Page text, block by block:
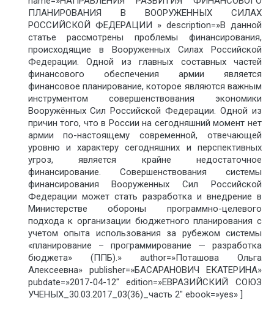
ПЛАНИРОВАНИЯ В ВООРУЖЕННЫХ СИЛАХ
РОССИЙСКОЙ ФЕДЕРАЦИИ » description=»В данной
статье рассмотрены проблемы финансирования,
происходящие в Вооруженных Силах Российской
Федерации. Одной из главных составных частей
финансового обеспечения армии является
финансовое планирование, которое являются важным
инструментом совершенствования экономики
Вооружённых Сил Российской Федерации. Одной из
причин того, что в России на сегодняшний момент нет
армии по-настоящему современной, отвечающей
уровню и характеру сегодняшних и перспективных
угроз, является крайне недостаточное
финансирование. Совершенствования системы
финансирования Вооруженных Сил Российской
Федерации может стать разработка и внедрение в
Министерстве обороны программно-целевого
подхода к организации бюджетного планирования с
учетом опыта использования за рубежом системы
«планирование – программирование — разработка
бюджета» (ППБ).» author=»Поташова Ольга
Алексеевна» publisher=»БАСАРАНОВИЧ ЕКАТЕРИНА»
pubdate=»2017-04-12″ edition=»ЕВРАЗИЙСКИЙ СОЮЗ
УЧЕНЫХ_30.03.2017_03(36)_часть 2″ ebook=»yes» ]